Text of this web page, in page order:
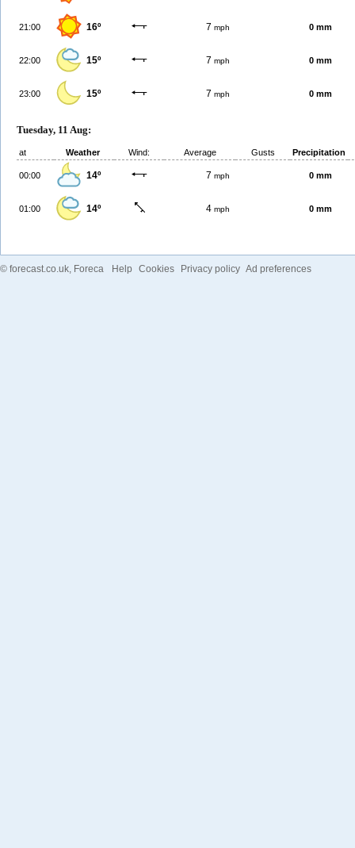
21:00 16º 7 mph 0 mm
22:00 15º 7 mph 0 mm
23:00 15º 7 mph 0 mm
Tuesday, 11 Aug:
at Weather Wind: Average Gusts Precipitation
00:00 14º 7 mph 0 mm
01:00 14º 4 mph 0 mm
© forecast.co.uk , Foreca Help Cookies Privacy policy Ad preferences